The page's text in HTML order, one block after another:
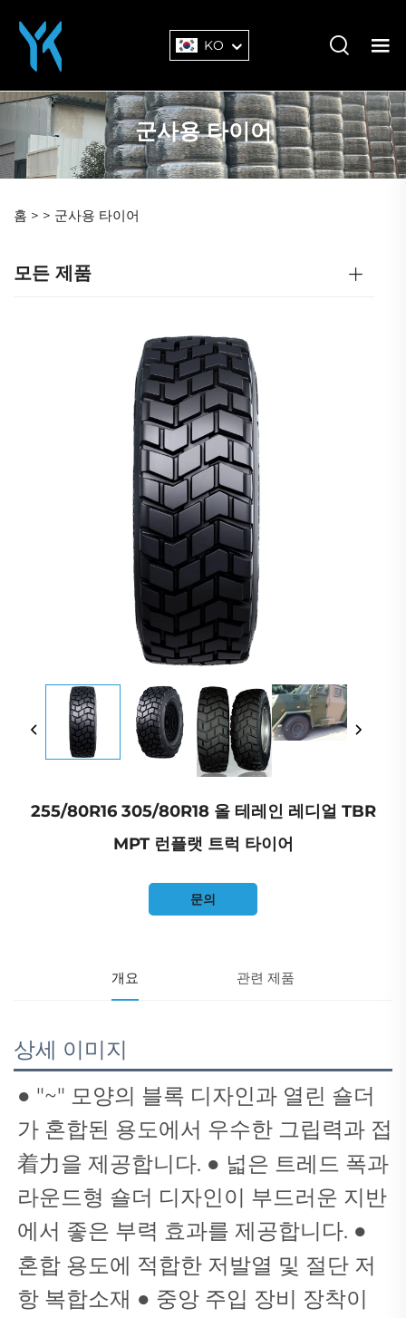
KO
군사용 타이어
홈 > > 군사용 타이어
모든 제품
255/80R16 305/80R18 올 테레인 레디얼 TBR
MPT 런플랫 트럭 타이어
문의
개요 관련 제품
상세 이미지
● "~" 모양의 블록 디자인과 열린 숄더
가 혼합된 용도에서 우수한 그립력과 접
着力을 제공합니다. ● 넓은 트레드 폭과
라운드형 숄더 디자인이 부드러운 지반
에서 좋은 부력 효과를 제공합니다. ●
혼합 용도에 적합한 저발열 및 절단 저
항 복합소재 ● 중앙 주입 장비 장착이